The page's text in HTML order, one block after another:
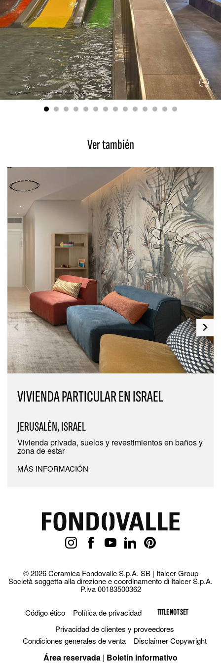
Ver también
VIVIENDA PARTICULAR EN ISRAEL
JERUSALÉN, ISRAEL
Vivienda privada, suelos y revestimientos en baños y
zona de estar
MÁS INFORMACIÓN
© 2026 Ceramica Fondovalle S.p.A. SB | Italcer Group
Società soggetta alla direzione e coordinamento di Italcer S.p.A.
P.iva 00183500362
Código ético Política de privacidad TITLE NOT SET
Privacidad de clientes y proveedores
Condiciones generales de venta
Disclaimer Copywright
Área reservada | Boletín informativo